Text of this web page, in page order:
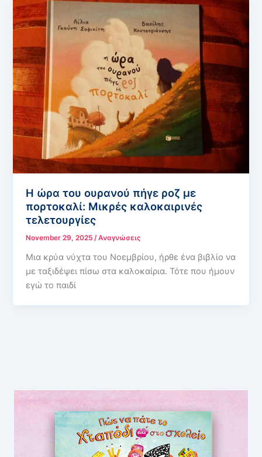
Η ώρα του ουρανού πήγε ροζ με
πορτοκαλί: Μικρές καλοκαιρινές
τελετουργίες
November 29, 2025 /Αναγνώσεις
Μια κρύα νύχτα του Νοεμβρίου, ήρθε ένα βιβλίο να
με ταξιδέψει πίσω στα καλοκαίρια. Τότε που ήμουν
εγώ το παιδί